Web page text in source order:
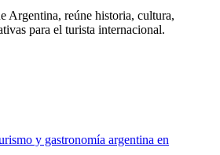
Argentina, reúne historia, cultura,
para el turista internacional.